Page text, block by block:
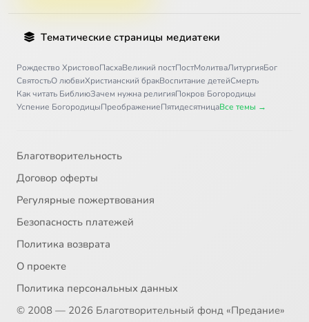
Тематические страницы медиатеки
Рождество ХристовоПасхаВеликий постПостМолитваЛитургияБог
СвятостьО любвиХристианский бракВоспитание детейСмерть
Как читать БиблиюЗачем нужна религияПокров Богородицы
Успение БогородицыПреображениеПятидесятницаВсе темы →
Благотворительность
Договор оферты
Регулярные пожертвования
Безопасность платежей
Политика возврата
О проекте
Политика персональных данных
© 2008 — 2026 Благотворительный фонд «Предание»